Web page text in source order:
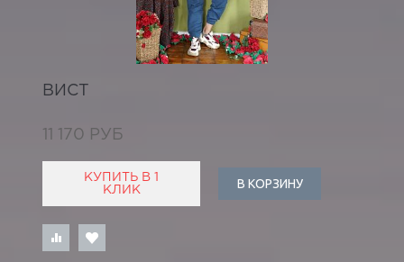
ВИСТ
11 170 РУБ
КУПИТЬ В 1
КЛИК
В КОРЗИНУ